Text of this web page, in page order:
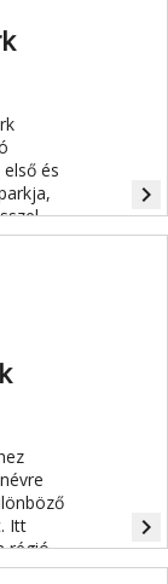
és
navigate_next
Itt
régió
navigate_next